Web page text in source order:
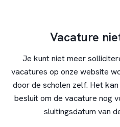
Vacature
Je kunt niet meer
vacatures op onze website
door de scholen zelf. Het
besluit om de vacature nog
sluitingsdatum van